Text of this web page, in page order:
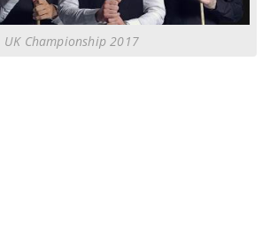
UK Championship 2017